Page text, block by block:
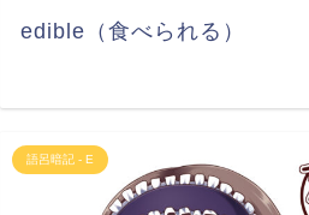
edible（食べられる）
語呂暗記 - E